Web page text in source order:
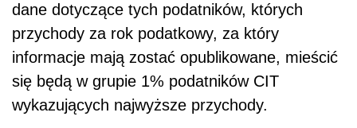
dane dotyczące tych podatników, których
przychody za rok podatkowy, za który
informacje mają zostać opublikowane, mieścić
się będą w grupie 1% podatników CIT
wykazujących najwyższe przychody.